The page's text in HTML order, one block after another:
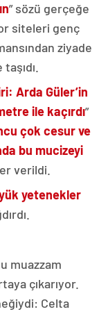
” sözü gerçeğe
siteleri genç
ziyade
Arda Güler’in
ile kaçırdı”
çok cesur ve
bu mucizeyi
verildi.
yetenekler
muazzam
çıkarıyor.
Celta